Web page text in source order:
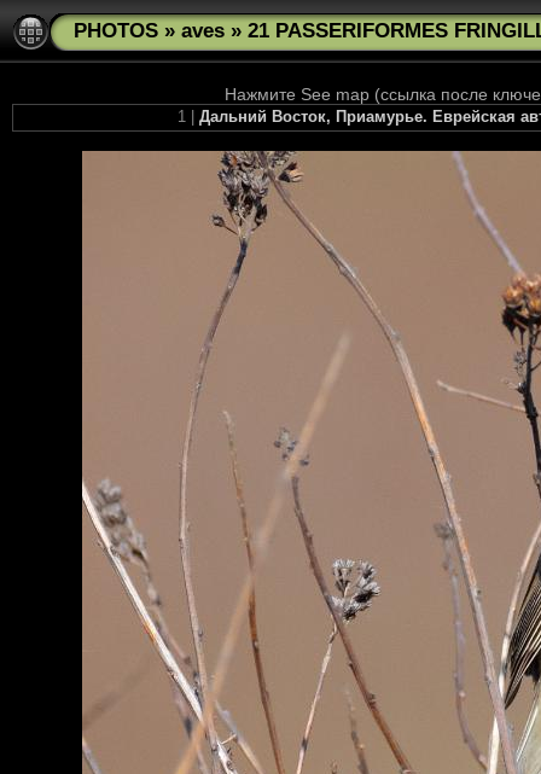
PHOTOS » aves » 21 PASSERIFORMES
Нажмите See map (ссылка после
1 | Дальний Восток, Приамурье. Еврейская